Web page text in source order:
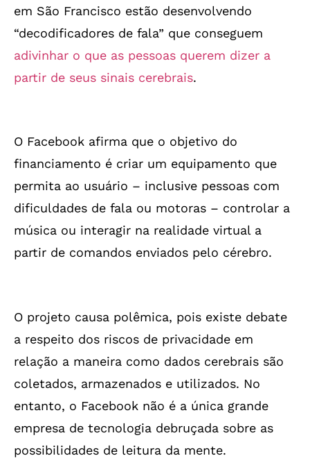
em São Francisco estão desenvolvendo
“decodificadores de fala” que conseguem
adivinhar o que as pessoas querem dizer a
partir de seus sinais cerebrais.
O Facebook afirma que o objetivo do
financiamento é criar um equipamento que
permita ao usuário – inclusive pessoas com
dificuldades de fala ou motoras – controlar a
música ou interagir na realidade virtual a
partir de comandos enviados pelo cérebro.
O projeto causa polêmica, pois existe debate
a respeito dos riscos de privacidade em
relação a maneira como dados cerebrais são
coletados, armazenados e utilizados. No
entanto, o Facebook não é a única grande
empresa de tecnologia debruçada sobre as
possibilidades de leitura da mente.